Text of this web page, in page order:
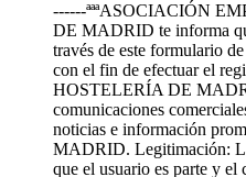
------ªªªASOCIACIÓN
DE MADRID te informa
través de este formulario
con el fin de efectuar el
HOSTELERÍA DE
comunicaciones
noticias e información
MADRID. Legitimación:
que el usuario es parte y el